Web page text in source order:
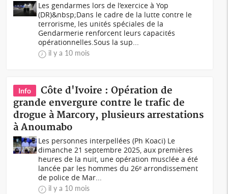
Les gendarmes lors de l’exercice à Yop
(DR)&nbsp;Dans le cadre de la lutte contre le
terrorisme, les unités spéciales de la
Gendarmerie renforcent leurs capacités
opérationnelles.Sous la sup...
il y a 10 mois
Info
Côte d'Ivoire : Opération de
grande envergure contre le trafic de
drogue à Marcory, plusieurs arrestations
à Anoumabo
Les personnes interpellées (Ph Koaci) Le
dimanche 21 septembre 2025, aux premières
heures de la nuit, une opération musclée a été
lancée par les hommes du 26ᵉ arrondissement
de police de Mar...
il y a 10 mois